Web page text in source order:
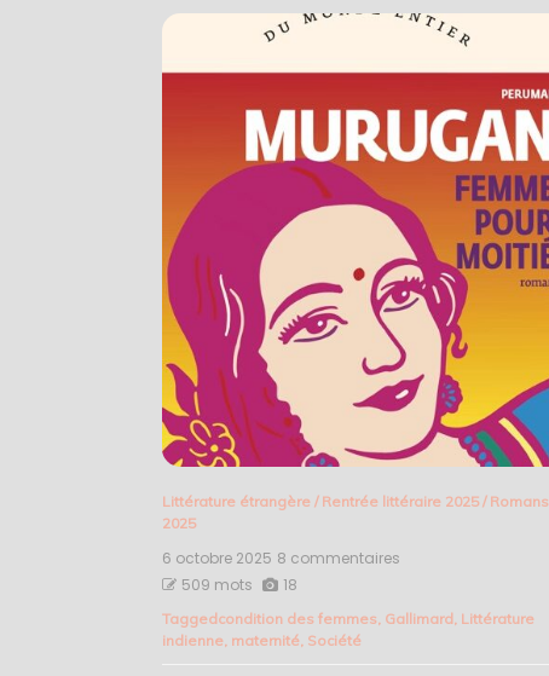
Littérature étrangère / Rentrée littéraire 2025/ Romans
2025
6 octobre 2025 8 commentaires
moitié
509 mots 18
Taggedcondition des femmes, Gallimard, Littérature
indienne, maternité, Société